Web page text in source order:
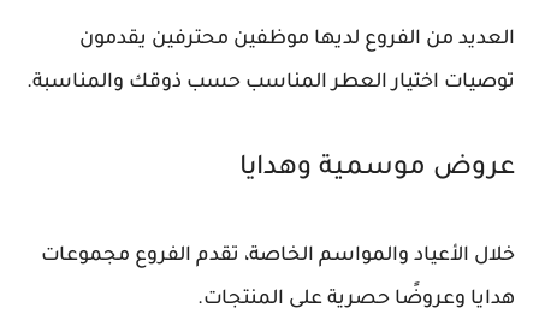
العديد من الفروع لديها موظفين محترفين يقدمون
توصيات اختيار العطر المناسب حسب ذوقك والمناسبة.
عروض موسمية وهدايا
خلال الأعياد والمواسم الخاصة، تقدم الفروع مجموعات
هدايا وعروضًا حصرية على المنتجات.